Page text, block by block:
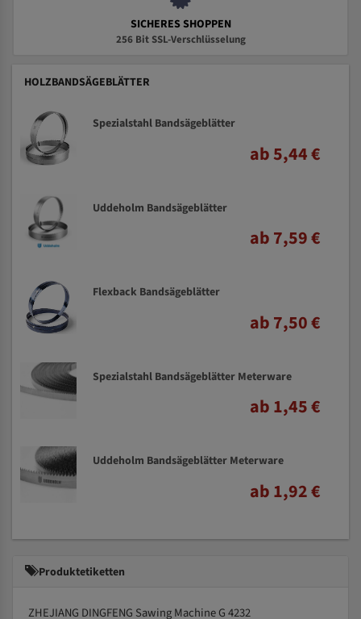
SICHERES SHOPPEN
256 Bit SSL-Verschlüsselung
HOLZBANDSÄGEBLÄTTER
Spezialstahl Bandsägeblätter
ab 5,44 €
Uddeholm Bandsägeblätter
ab 7,59 €
Flexback Bandsägeblätter
ab 7,50 €
Spezialstahl Bandsägeblätter Meterware
ab 1,45 €
Uddeholm Bandsägeblätter Meterware
ab 1,92 €
Produktetiketten
ZHEJIANG DINGFENG Sawing Machine G 4232